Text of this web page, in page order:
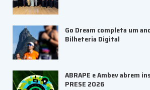
Go Dream completa um
Bilheteria Digital
ABRAPE e Ambev abrem
PRESE 2026